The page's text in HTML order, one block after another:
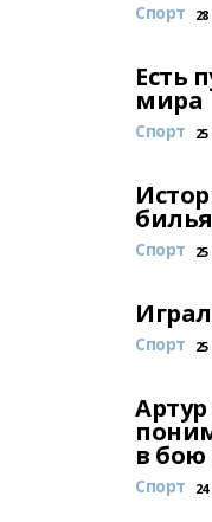
Спорт
Есть
мира
Спорт
Спорт
Спорт
в
Спорт